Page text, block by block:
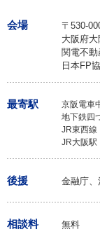
会場
〒530-
大阪府
関電不
日本FP
最寄駅 京阪電車
地下鉄四
JR東西線
JR大阪駅
後援 金融庁、
相談料 無料